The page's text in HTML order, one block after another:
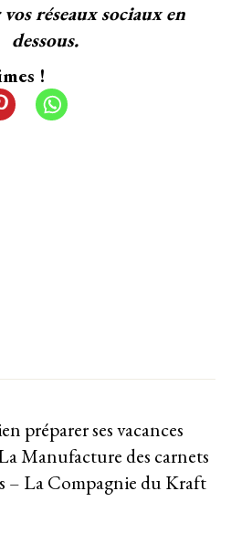
réseaux sociaux en
dessous.
!
préparer ses vacances
Manufacture des carnets
– La Compagnie du Kraft